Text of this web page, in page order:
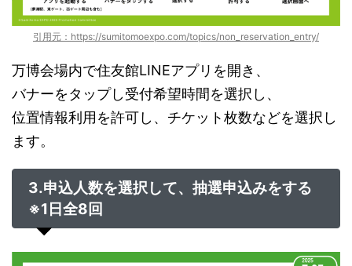
引用元：https://sumitomoexpo.com/topics/non_reservation_entry/
万博会場内で住友館LINEアプリを開き、
バナーをタップし受付希望時間を選択し、
位置情報利用を許可し、チケット枚数などを選択し
ます。
3.申込人数を選択して、抽選申込みをする
※1日全8回